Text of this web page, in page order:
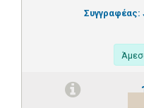
Συγγραφέας: